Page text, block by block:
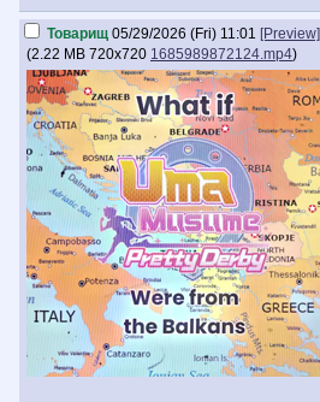
Товарищ 05/29/2026 (Fri) 11:01 [Preview]
(2.22 MB 720x720 1685989872124.mp4)